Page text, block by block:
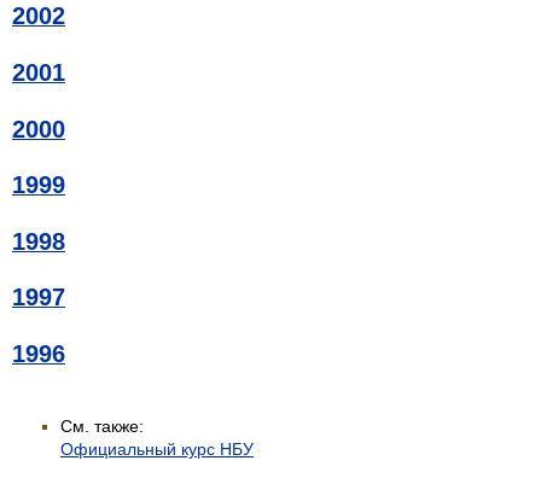
2002
2001
2000
1999
1998
1997
1996
См. также:
Официальный курс НБУ